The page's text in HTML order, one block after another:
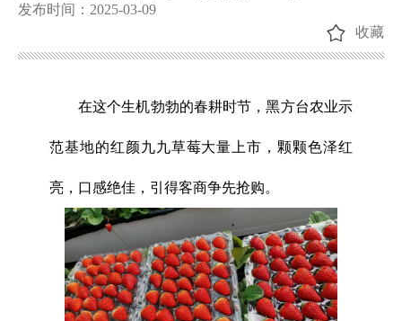
发布时间：2025-03-09
收藏
在这个生机勃勃的春耕时节，黑方台农业示
范基地的红颜九九草莓大量上市，颗颗色泽红
亮，口感绝佳，引得客商争先抢购。